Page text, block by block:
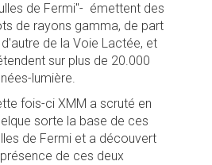
external)
de Fermi"- émettent des
de rayons gamma, de part
de la Voie Lactée, et
sur plus de 20.000
lumière.
fois-ci XMM a scruté en
sorte la base de ces
de Fermi et a découvert
présence de ces deux